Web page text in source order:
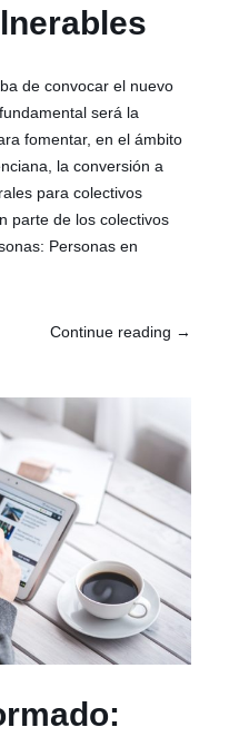
de convocar el nuevo
será la
fomentar, en el ámbito
la conversión a
para colectivos
parte de los colectivos
Personas en
Continue reading →